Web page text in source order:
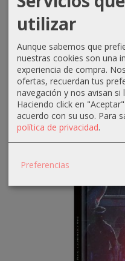
utilizar
Aunque sabemos que
nuestras cookies son una
experiencia de compra.
ofertas, recuerdan tus
navegación y nos avisan si
Haciendo click en
acuerdo con su uso. Para
política de privacidad.
Preferencias